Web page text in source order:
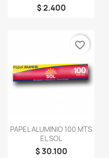
$ 2.400
Vista rápida
PAPEL ALUMINIO 100 MTS
EL SOL
$ 30.100
favorite_border